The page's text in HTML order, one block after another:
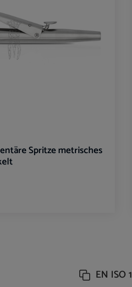
Spritze metrisches
EN ISO